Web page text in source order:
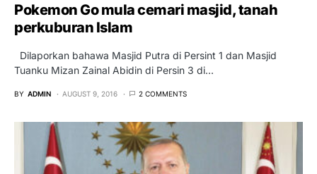
Pokemon Go mula cemari masjid, tanah
perkuburan Islam
Dilaporkan bahawa Masjid Putra di Persint 1 dan Masjid
Tuanku Mizan Zainal Abidin di Persin 3 di…
BY ADMIN AUGUST 9, 2016 2 COMMENTS